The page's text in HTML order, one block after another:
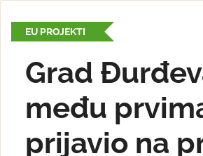
EU PROJEKTI
Grad
među
prijavio na